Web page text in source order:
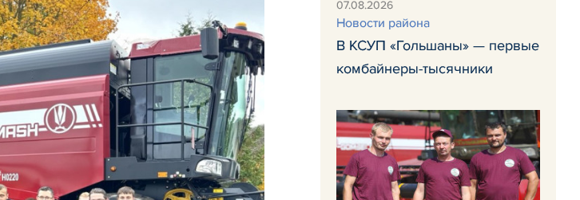
07.08.2026
Новости района
В КСУП «Гольшаны» — первые
комбайнеры-тысячники